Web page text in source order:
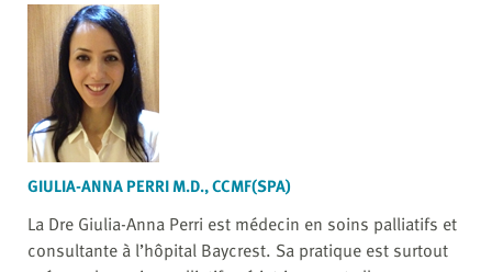
GIULIA-ANNA PERRI M.D., CCMF(SPA)
La Dre Giulia-Anna Perri est médecin en soins palliatifs et
consultante à l’hôpital Baycrest. Sa pratique est surtout